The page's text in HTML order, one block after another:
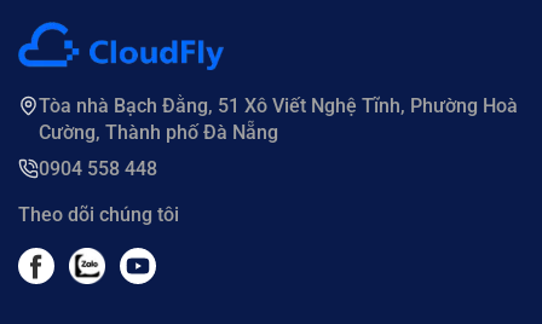
Tòa nhà Bạch Đằng, 51 Xô Viết Nghệ Tĩnh, Phường Hoà
Cường, Thành phố Đà Nẵng
0904 558 448
Theo dõi chúng tôi